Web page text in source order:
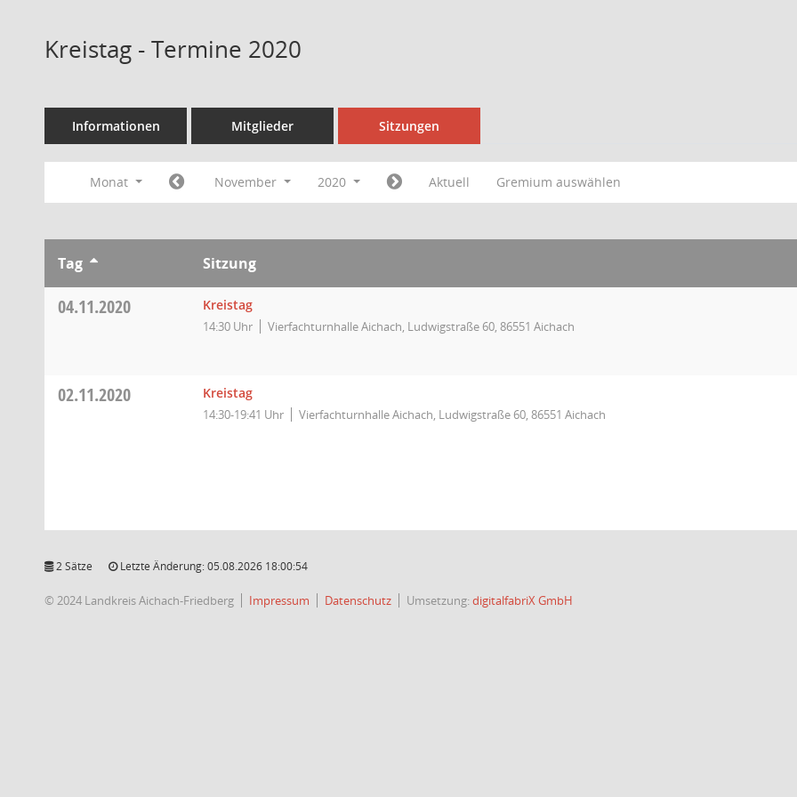
Kreistag - Termine 2020
Informationen Mitglieder Sitzungen
Monat November 2020 Aktuell Gremium auswählen
Tag Sitzung
04.11.2020 Kreistag
14:30 Uhr Vierfachturnhalle Aichach, Ludwigstraße 60, 86551 Aichach
02.11.2020 Kreistag
14:30-19:41 Uhr Vierfachturnhalle Aichach, Ludwigstraße 60, 86551 Aichach
2 Sätze Letzte Änderung: 05.08.2026 18:00:54
© 2024 Landkreis Aichach-Friedberg Impressum Datenschutz Umsetzung:digitalfabriX GmbH